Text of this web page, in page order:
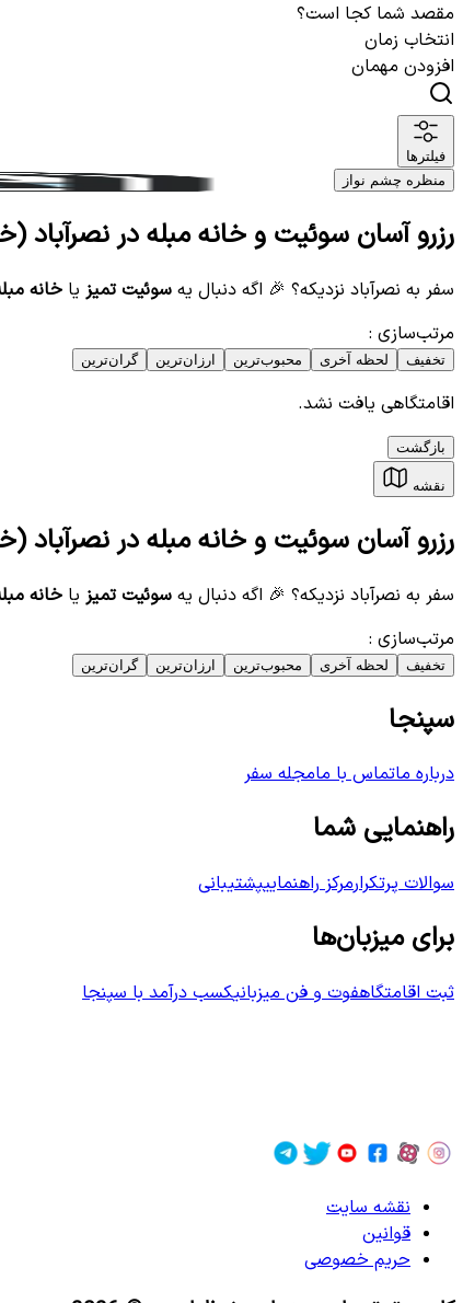
مقصد شما کجا است؟
انتخاب زمان
افزودن مهمان
فیلترها
منظره چشم نواز
رزرو آسان سوئیت و خانه مبله در نصرآباد
سفر به نصرآباد نزدیکه؟ 🎉 اگه دنبال یه سوئیت تمیز یا خانه
مرتب‌سازی :
تخفیف لحظه آخری محبوب‌ترین ارزان‌ترین گران‌ترین
اقامتگاهی یافت نشد.
بازگشت
نقشه
رزرو آسان سوئیت و خانه مبله در نصرآباد
سفر به نصرآباد نزدیکه؟ 🎉 اگه دنبال یه سوئیت تمیز یا خانه
مرتب‌سازی :
تخفیف لحظه آخری محبوب‌ترین ارزان‌ترین گران‌ترین
سپنجا
درباره ماتماس با مامجله سفر
راهنمایی شما
سوالات پرتکرارمرکز راهنماییپشتیبانی
برای میزبان‌ها
ثبت اقامتگاهفوت و فن میزبانیکسب درآمد با سپنجا
نقشه سایت
قوانین
حریم خصوصی